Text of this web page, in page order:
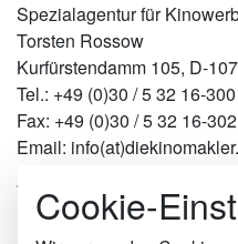
Spezialagentur für
Torsten Rossow
Kurfürstendamm 105, D-
Tel.: +49 (0)30 / 5 32 16-300
Fax: +49 (0)30 / 5 32 16-302
Email:
Werben in Städten
Berlin
Cookie-